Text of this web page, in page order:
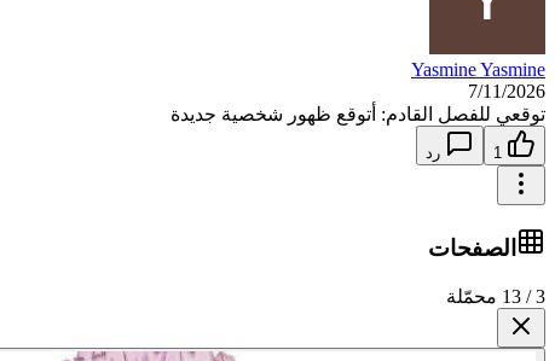
Yasmine Yasmine
7/11/2026
توقعي للفصل القادم: أتوقع ظهور شخصية جديدة
1 رد
الصفحات
3 / 13 محمّلة